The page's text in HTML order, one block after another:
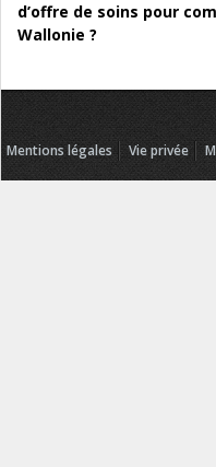
d’offre de soins pour
Wallonie ?
Mentions légales Vie privée